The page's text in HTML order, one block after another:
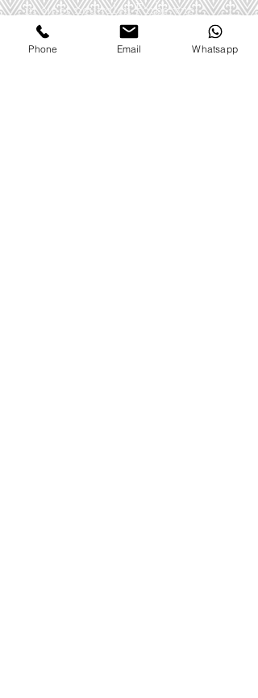
in einer neutralen Farbe wie
schwarz, anthrazit oder dunkelblau.
Phone Email Whatsapp